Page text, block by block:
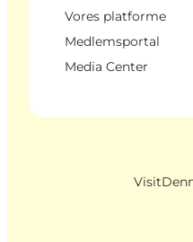
Vores platforme
Medlemsportal
Media Center